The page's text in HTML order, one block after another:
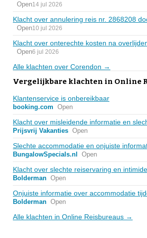
Open14 jul 2026
Klacht over annulering reis nr. 2868208
Open10 jul 2026
Klacht over onterechte kosten na
Open6 jul 2026
Alle klachten over Corendon →
Vergelijkbare klachten in Online
Klantenservice is onbereikbaar
booking.com Open
Klacht over misleidende informatie en
Prijsvrij Vakanties Open
Slechte accommodatie en onjuiste
BungalowSpecials.nl Open
Klacht over slechte reiservaring en
Bolderman Open
Onjuiste informatie over accommodatie
Bolderman Open
Alle klachten in Online Reisbureaus →